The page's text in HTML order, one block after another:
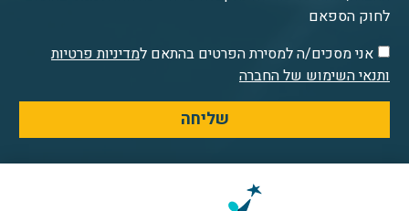
לחוק הספאם
אני מסכים/ה למסירת הפרטים בהתאם למדיניות פרטיות
ותנאי השימוש של החברה
שליחה